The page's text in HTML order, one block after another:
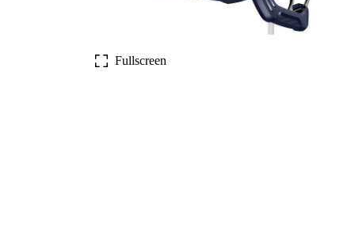
Fullscreen